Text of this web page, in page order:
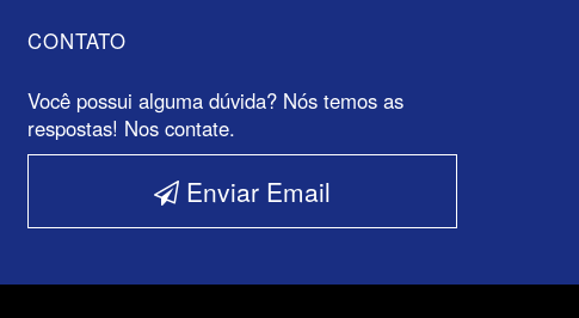
CONTATO
Você possui alguma dúvida? Nós temos as
respostas! Nos contate.
Enviar Email